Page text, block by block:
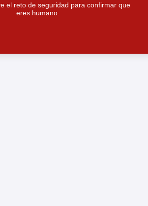
el reto de seguridad para confirmar que
eres humano.